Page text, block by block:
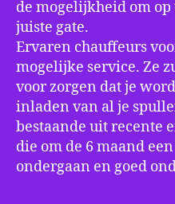
de mogelijkheid om
juiste gate.
Ervaren chauffeurs
mogelijke service. Ze
voor zorgen dat je
inladen van al je
bestaande uit recente
die om de 6 maand
ondergaan en goed